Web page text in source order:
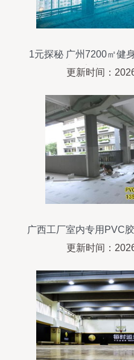
1元探秘 广州7200㎡健
池＋室内滑雪场
更新时间：
广西工厂室内专用PVC
发价，品质
更新时间：